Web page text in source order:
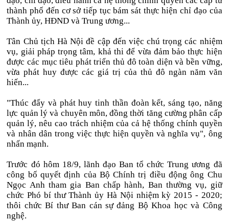
thành phố đến cơ sở tiếp tục bám sát thực hiện chỉ đạo của
Thành ủy, HĐND và Trung ương...
Tân Chủ tịch Hà Nội đề cập đến việc chú trọng các nhiệm
vụ, giải pháp trọng tâm, khả thi để vừa đảm bảo thực hiện
được các mục tiêu phát triển thủ đô toàn diện và bền vững,
vừa phát huy được các giá trị của thủ đô ngàn năm văn
hiến...
"Thúc đẩy và phát huy tinh thần đoàn kết, sáng tạo, năng
lực quản lý và chuyên môn, đồng thời tăng cường phân cấp
quản lý, nêu cao trách nhiệm của cả hệ thống chính quyền
và nhân dân trong việc thực hiện quyền và nghĩa vụ", ông
nhấn mạnh.
Trước đó hôm 18/9, lãnh đạo Ban tổ chức Trung ương đã
công bố quyết định của Bộ Chính trị điều động ông Chu
Ngọc Anh tham gia Ban chấp hành, Ban thường vụ, giữ
chức Phó bí thư Thành ủy Hà Nội nhiệm kỳ 2015 - 2020;
thôi chức Bí thư Ban cán sự đảng Bộ Khoa học và Công
nghệ.